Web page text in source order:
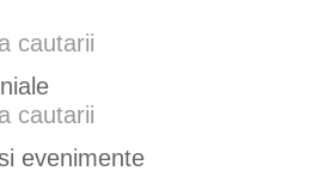
cautarii
cautarii
evenimente